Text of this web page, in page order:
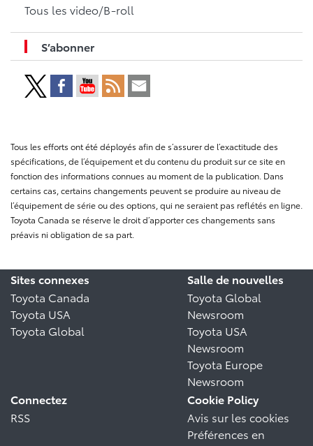
Tous les video/B-roll
S’abonner
Tous les efforts ont été déployés afin de s’assurer de l’exactitude des
spécifications, de l’équipement et du contenu du produit sur ce site en
fonction des informations connues au moment de la publication. Dans
certains cas, certains changements peuvent se produire au niveau de
l’équipement de série ou des options, qui ne seraient pas reflétés en ligne.
Toyota Canada se réserve le droit d’apporter ces changements sans
préavis ni obligation de sa part.
Sites connexes
Toyota Canada
Toyota USA
Toyota Global
Salle de nouvelles
Toyota Global
Newsroom
Toyota USA
Newsroom
Toyota Europe
Newsroom
Connectez
RSS
Cookie Policy
Avis sur les cookies
Préférences en